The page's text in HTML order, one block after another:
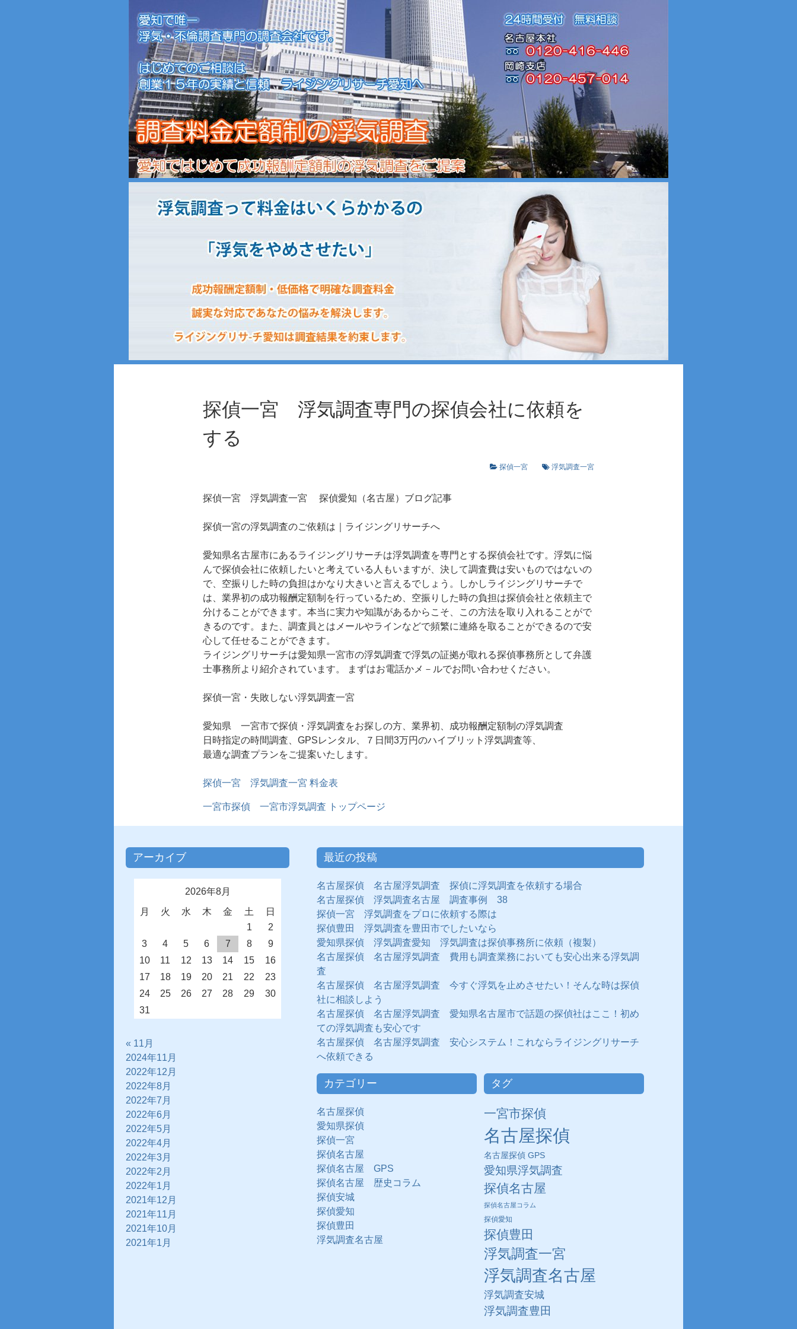
探偵一宮 浮気調査専門の探偵会社に依頼を
する
探偵一宮 浮気調査一宮
探偵一宮 浮気調査一宮 探偵愛知（名古屋）ブログ記事
探偵一宮の浮気調査のご依頼は｜ライジングリサーチへ
愛知県名古屋市にあるライジングリサーチは浮気調査を専門とする探偵会社です。浮気に悩
んで探偵会社に依頼したいと考えている人もいますが、決して調査費は安いものではないの
で、空振りした時の負担はかなり大きいと言えるでしょう。しかしライジングリサーチで
は、業界初の成功報酬定額制を行っているため、空振りした時の負担は探偵会社と依頼主で
分けることができます。本当に実力や知識があるからこそ、この方法を取り入れることがで
きるのです。また、調査員とはメールやラインなどで頻繁に連絡を取ることができるので安
心して任せることができます。
ライジングリサーチは愛知県一宮市の浮気調査で浮気の証拠が取れる探偵事務所として弁護
士事務所より紹介されています。 まずはお電話かメ－ルでお問い合わせください。
探偵一宮・失敗しない浮気調査一宮
愛知県 一宮市で探偵・浮気調査をお探しの方、業界初、成功報酬定額制の浮気調査
日時指定の時間調査、GPSレンタル、７日間3万円のハイブリット浮気調査等、
最適な調査プランをご提案いたします。
探偵一宮 浮気調査一宮 料金表
一宮市探偵 一宮市浮気調査 トップページ
アーカイブ
2026年8月
月
火 水 木 金 土
日
1
2
3
4 5 6 7 8
9
10
11 12 13 14 15
16
17
18 19 20 21 22
23
24
25 26 27 28 29
30
31
« 11月
2024年11月
2022年12月
2022年8月
2022年7月
2022年6月
2022年5月
2022年4月
2022年3月
2022年2月
2022年1月
2021年12月
2021年11月
2021年10月
2021年1月
最近の投稿
名古屋探偵 名古屋浮気調査 探偵に浮気調査を依頼する場合
名古屋探偵 浮気調査名古屋 調査事例 38
探偵一宮 浮気調査をプロに依頼する際は
探偵豊田 浮気調査を豊田市でしたいなら
愛知県探偵 浮気調査愛知 浮気調査は探偵事務所に依頼（複製）
名古屋探偵 名古屋浮気調査 費用も調査業務においても安心出来る浮気調
査
名古屋探偵 名古屋浮気調査 今すぐ浮気を止めさせたい！そんな時は探偵
社に相談しよう
名古屋探偵 名古屋浮気調査 愛知県名古屋市で話題の探偵社はここ！初め
ての浮気調査も安心です
名古屋探偵 名古屋浮気調査 安心システム！これならライジングリサーチ
へ依頼できる
カテゴリー
名古屋探偵
愛知県探偵
探偵一宮
探偵名古屋
探偵名古屋 GPS
探偵名古屋 歴史コラム
探偵安城
探偵愛知
探偵豊田
浮気調査名古屋
タグ
一宮市探偵
名古屋探偵
名古屋探偵 GPS
愛知県浮気調査
探偵名古屋
探偵名古屋コラム
探偵愛知
探偵豊田
浮気調査一宮
浮気調査名古屋
浮気調査安城
浮気調査豊田